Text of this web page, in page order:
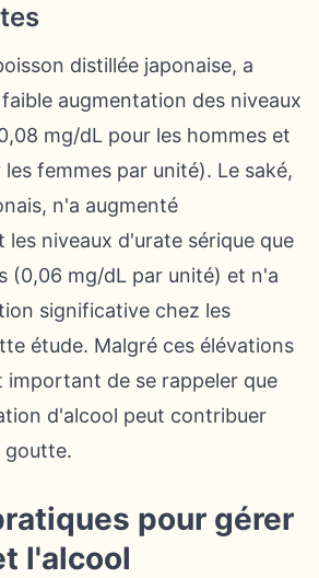
distillée japonaise, a
augmentation des niveaux
mg/dL pour les hommes et
femmes par unité). Le saké,
n'a augmenté
niveaux d'urate sérique que
(0,06 mg/dL par unité) et n'a
significative chez les
étude. Malgré ces élévations
important de se rappeler que
d'alcool peut contribuer
goutte.
pour gérer
l'alcool